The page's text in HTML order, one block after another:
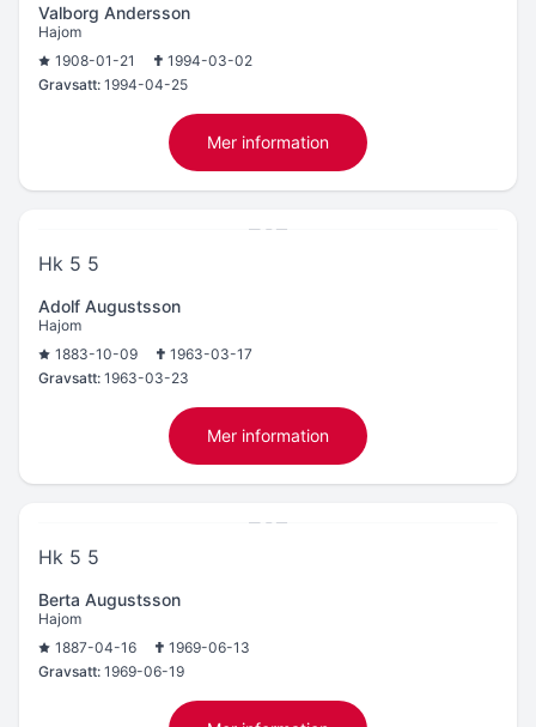
Valborg Andersson
Hajom
1908-01-21
1994-03-02
Gravsatt: 1994-04-25
Mer information
Hk 5 5
Adolf Augustsson
Hajom
1883-10-09
1963-03-17
Gravsatt: 1963-03-23
Mer information
Hk 5 5
Berta Augustsson
Hajom
1887-04-16
1969-06-13
Gravsatt: 1969-06-19